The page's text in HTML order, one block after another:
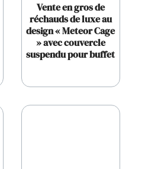
Vente en gros de
réchauds de luxe au
design « Meteor Cage
» avec couvercle
suspendu pour buffet